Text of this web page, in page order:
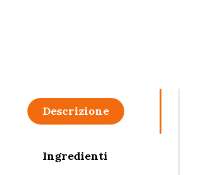
Descrizione
Ingredienti